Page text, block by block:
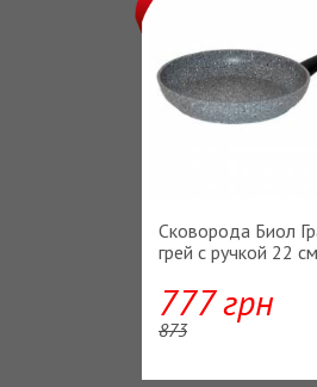
Сковорода Биол
грей с ручкой 22
777 грн
873